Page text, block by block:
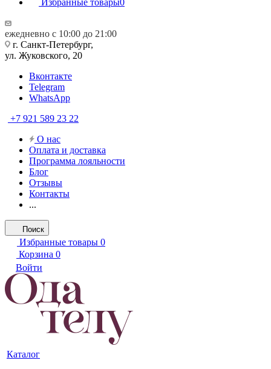
Избранные товары0
ежедневно с 10:00 до 21:00
г. Санкт-Петербург,
ул. Жуковского, 20
Вконтакте
Telegram
WhatsApp
+7 921 589 23 22
О нас
Оплата и доставка
Программа лояльности
Блог
Отзывы
Контакты
...
Поиск
Избранные товары 0
Корзина 0
Войти
Каталог